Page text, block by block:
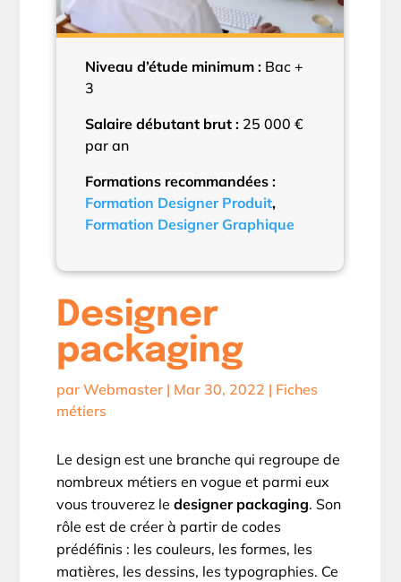
Niveau d’étude minimum : Bac +
3
Salaire débutant brut : 25 000 €
par an
Formations recommandées :
Formation Designer Produit,
Formation Designer Graphique
Designer
packaging
par Webmaster| Mar 30, 2022 | Fiches
métiers
Le design est une branche qui regroupe de
nombreux métiers en vogue et parmi eux
vous trouverez le designer packaging. Son
rôle est de créer à partir de codes
prédéfinis : les couleurs, les formes, les
matières, les dessins, les typographies. Ce